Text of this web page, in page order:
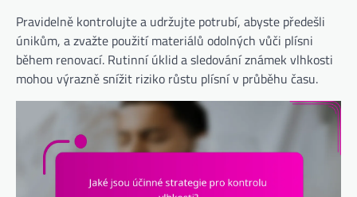
Pravidelně kontrolujte a udržujte potrubí, abyste předešli
únikům, a zvažte použití materiálů odolných vůči plísni
během renovací. Rutinní úklid a sledování známek vlhkosti
mohou výrazně snížit riziko růstu plísní v průběhu času.